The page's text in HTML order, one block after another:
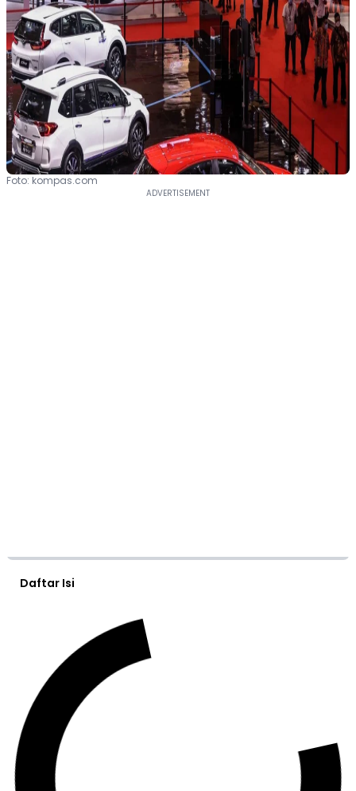
Foto: kompas.com
Daftar Isi